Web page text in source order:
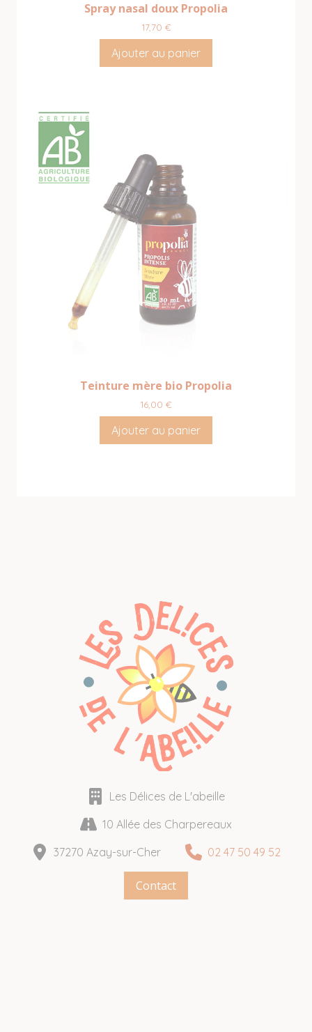
Spray nasal doux Propolia
17,70 €
Ajouter au panier
Teinture mère bio Propolia
16,00 €
Ajouter au panier
Les Délices de L'abeille
10 Allée des Charpereaux
37270 Azay-sur-Cher
02 47 50 49 52
Contact